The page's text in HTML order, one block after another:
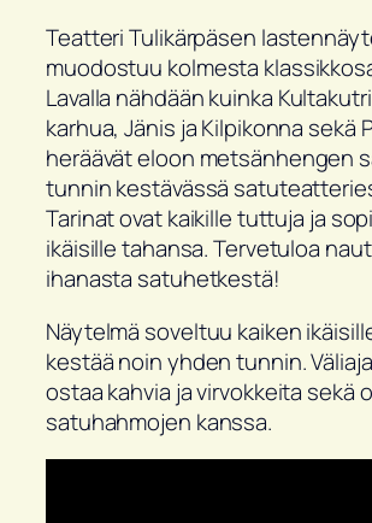
Teatteri Tulikärpäsen
muodostuu kolmesta
Lavalla nähdään kuinka
karhua, Jänis ja Kilpikonna sekä
heräävät eloon metsänhengen
tunnin kestävässä
Tarinat ovat kaikille tuttuja ja
ikäisille tahansa. Tervetuloa
ihanasta satuhetkestä!
Näytelmä soveltuu kaiken
kestää noin yhden tunnin.
ostaa kahvia ja virvokkeita sekä
satuhahmojen kanssa.